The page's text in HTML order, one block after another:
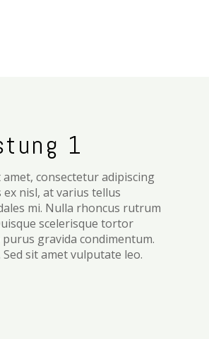
1
consectetur adipiscing
nisl, at varius tellus
mi. Nulla rhoncus rutrum
scelerisque tortor
gravida condimentum.
sit amet vulputate leo.